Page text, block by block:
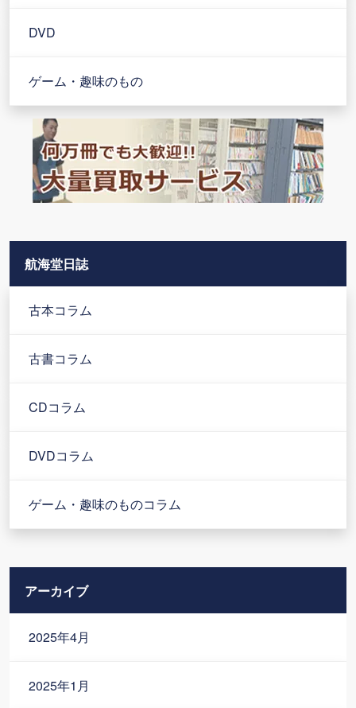
DVD
ゲーム・趣味のもの
航海堂日誌
古本コラム
古書コラム
CDコラム
DVDコラム
ゲーム・趣味のものコラム
アーカイブ
2025年4月
2025年1月